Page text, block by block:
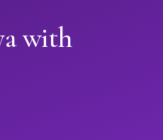
with